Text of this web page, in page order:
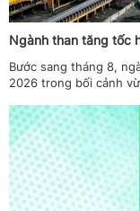
Ngành than tăng tốc
Bước sang tháng 8,
2026 trong bối cảnh